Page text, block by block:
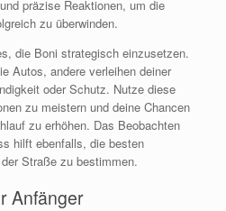
präzise Reaktionen, um die
zu überwinden.
die Boni strategisch einzusetzen.
Autos, andere verleihen deiner
oder Schutz. Nutze diese
zu meistern und deine Chancen
zu erhöhen. Das Beobachten
hilft ebenfalls, die besten
Straße zu bestimmen.
Anfänger